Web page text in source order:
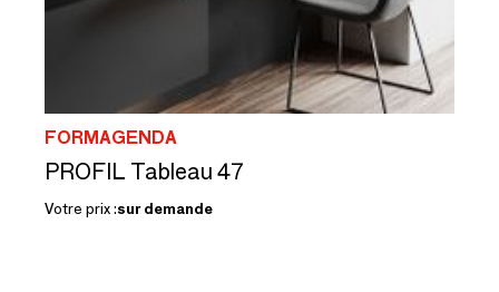
FORMAGENDA
PROFIL Tableau 47
Votre prix :sur demande